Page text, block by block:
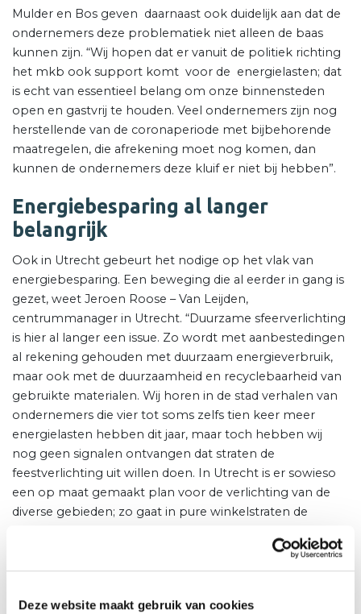
Deze website maakt gebruik van cookies
Mulder en Bos geven daarnaast ook duidelijk aan dat de
ondernemers deze problematiek niet alleen de baas
kunnen zijn. “Wij hopen dat er vanuit de politiek richting
het mkb ook support komt voor de energielasten; dat
is echt van essentieel belang om onze binnensteden
open en gastvrij te houden. Veel ondernemers zijn nog
herstellende van de coronaperiode met bijbehorende
maatregelen, die afrekening moet nog komen, dan
kunnen de ondernemers deze kluif er niet bij hebben”.
Energiebesparing al langer
belangrijk
Ook in Utrecht gebeurt het nodige op het vlak van
energiebesparing. Een beweging die al eerder in gang is
gezet, weet Jeroen Roose – Van Leijden,
centrummanager in Utrecht. “Duurzame sfeerverlichting
is hier al langer een issue. Zo wordt met aanbestedingen
al rekening gehouden met duurzaam energieverbruik,
maar ook met de duurzaamheid en recyclebaarheid van
gebruikte materialen. Wij horen in de stad verhalen van
ondernemers die vier tot soms zelfs tien keer meer
energielasten hebben dit jaar, maar toch hebben wij
nog geen signalen ontvangen dat straten de
feestverlichting uit willen doen. In Utrecht is er sowieso
een op maat gemaakt plan voor de verlichting van de
diverse gebieden; zo gaat in pure winkelstraten de
gastvrijheid tot later op de avond een belangrijk issue is”.
Janneke den Ouden van Stad & Co ziet dezelfde signalen:
energiezuinige verlichting. Geluiden dat de knop echt uit